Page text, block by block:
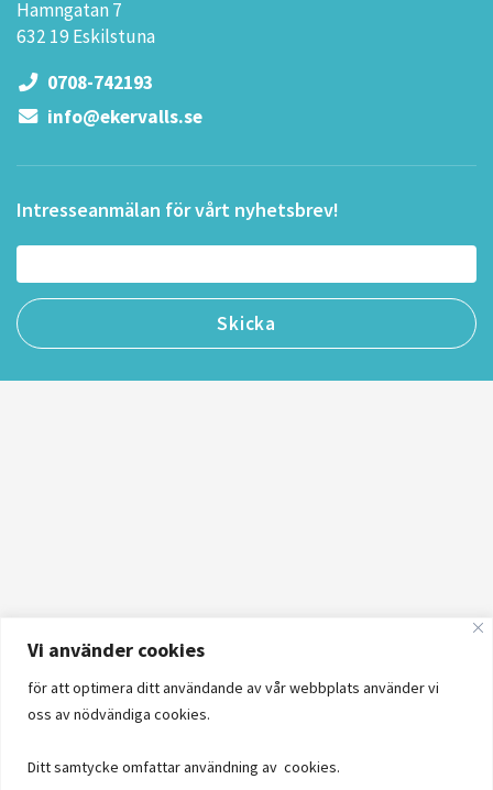
Vi använder cookies
för att optimera ditt användande av vår webbplats använder vi
oss av nödvändiga cookies.
Ditt samtycke omfattar användning av cookies.
Hamngatan 7
632 19 Eskilstuna
0708-742193
info@ekervalls.se
Intresseanmälan för vårt nyhetsbrev!